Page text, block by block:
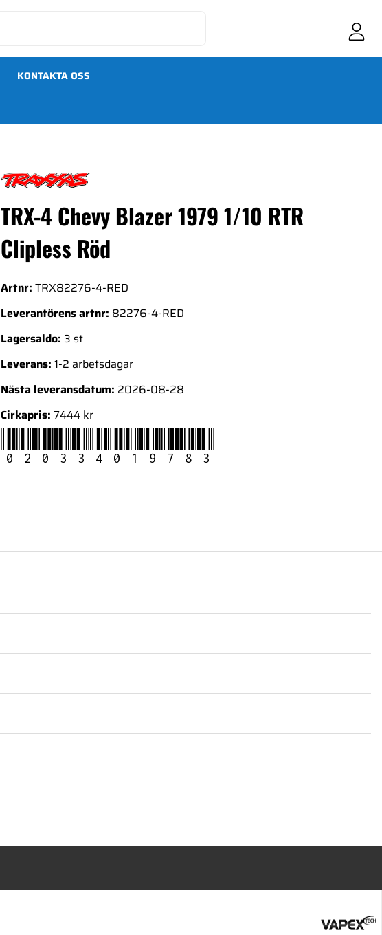
KONTAKTA OSS
TRX-4 Chevy Blazer 1979 1/10 RTR
Clipless Röd
Artnr: TRX82276-4-RED
Leverantörens artnr: 82276-4-RED
Lagersaldo: 3 st
Leverans: 1-2 arbetsdagar
Nästa leveransdatum: 2026-08-28
Cirkapris: 7444 kr
020334019783